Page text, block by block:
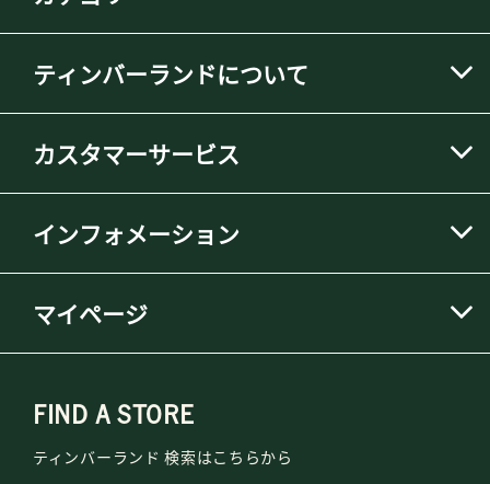
ティンバーランドについて
カスタマーサービス
インフォメーション
マイページ
FIND A STORE
ティンバーランド 検索はこちらから